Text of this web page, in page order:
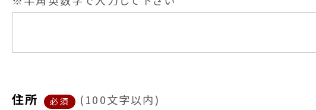
住所 必須 (100文字以内)